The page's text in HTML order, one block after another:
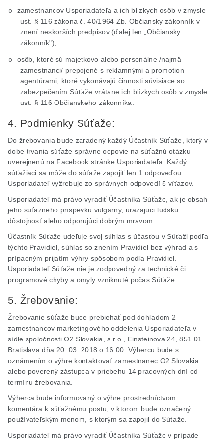
o
zamestnancov Usporiadateľa a ich blízkych osôb v zmysle
ust. § 116 zákona č. 40/1964 Zb. Občiansky zákonník v
znení neskorších predpisov (ďalej len „Občiansky
zákonník"),
o
osôb, ktoré sú majetkovo alebo personálne /najmä
zamestnanci/ prepojené s reklamnými a promotion
agentúrami, ktoré vykonávajú činnosti súvisiace so
zabezpečením Súťaže vrátane ich blízkych osôb v zmysle
ust. § 116 Občianskeho zákonníka.
4. Podmienky Súťaže:
Do žrebovania bude zaradený každý Účastník Súťaže, ktorý v
dobe trvania súťaže správne odpovie na súťažnú otázku
uverejnenú na Facebook stránke Usporiadateľa. Každý
súťažiaci sa môže do súťaže zapojiť len 1 odpoveďou.
Usporiadateľ vyžrebuje zo správnych odpovedí 5 víťazov.
Usporiadateľ má právo vyradiť Účastníka Súťaže, ak je obsah
jeho súťažného príspevku vulgárny, urážajúci ľudskú
dôstojnosť alebo odporujúci dobrým mravom.
Účastník Súťaže udeľuje svoj súhlas s účasťou v Súťaži podľa
týchto Pravidiel, súhlas so znením Pravidiel bez výhrad a s
prípadným prijatím výhry spôsobom podľa Pravidiel.
Usporiadateľ Súťaže nie je zodpovedný za technické či
programové chyby a omyly vzniknuté počas Súťaže.
5. Žrebovanie:
Žrebovanie súťaže bude prebiehať pod dohľadom 2
zamestnancov marketingového oddelenia Usporiadateľa v
sídle spoločnosti O2 Slovakia, s.r.o., Einsteinova 24, 851 01
Bratislava dňa 20. 03. 2018 o 16:00. Výhercu bude s
oznámením o výhre kontaktovať zamestnanec O2 Slovakia
alebo poverený zástupca v priebehu 14 pracovných dní od
termínu žrebovania.
Výherca bude informovaný o výhre prostredníctvom
komentára k súťažnému postu, v ktorom bude označený
používateľským menom, s ktorým sa zapojil do Súťaže.
Usporiadateľ má právo vyradiť Účastníka Súťaže v prípade